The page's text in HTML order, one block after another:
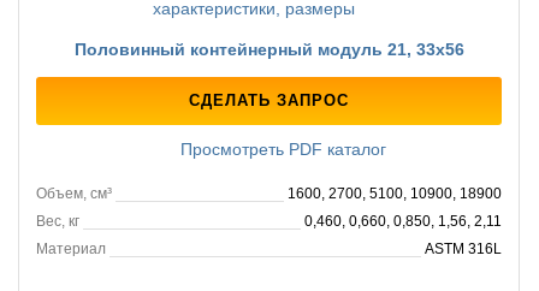
Половинный контейнерный модуль 21, 33х56
СДЕЛАТЬ ЗАПРОС
Просмотреть PDF каталог
Объем, см³
1600, 2700, 5100, 10900, 18900
Вес, кг
0,460, 0,660, 0,850, 1,56, 2,11
Материал
ASTM 316L